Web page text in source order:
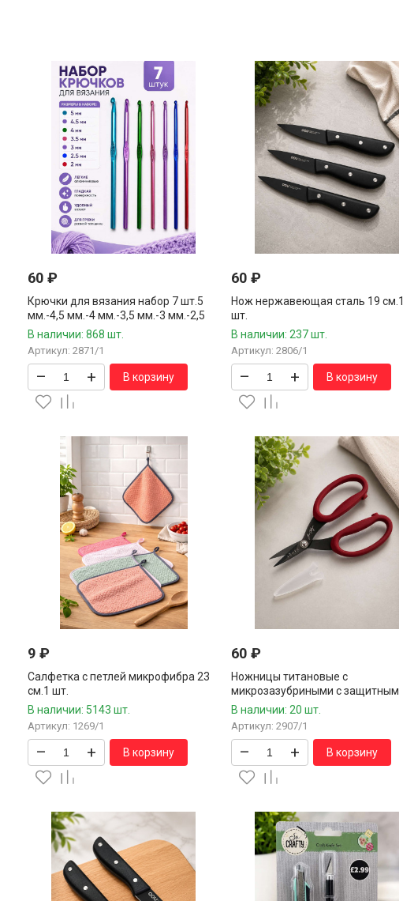
60 ₽
Крючки для вязания набор 7 шт.5
мм.-4,5 мм.-4 мм.-3,5 мм.-3 мм.-2,5
мм.-2 мм.
В наличии: 868 шт.
Артикул: 2871/1
– + В корзину
60 ₽
Нож нержавеющая сталь 19 см.1
шт.
В наличии: 237 шт.
Артикул: 2806/1
– + В корзину
9 ₽
Салфетка с петлей микрофибра 23
см.1 шт.
В наличии: 5143 шт.
Артикул: 1269/1
– + В корзину
60 ₽
Ножницы титановые с
микрозазубриными с защитным
колпачком 17,5 см.1 шт.
В наличии: 20 шт.
Артикул: 2907/1
– + В корзину